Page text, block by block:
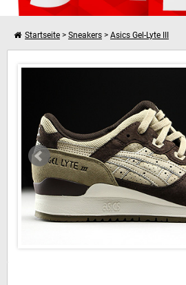
Dein Warenkorb
Startseite > Sneakers > Asics Gel-Lyte III
Asics Gel Lyte III Scratch and Sniff Pack